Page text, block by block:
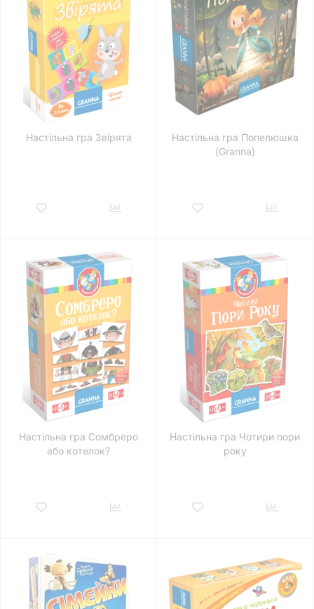
Настільна гра Звірята
Настільна гра Попелюшка
(Granna)
Настільна гра Сомбреро
або котелок?
Настільна гра Чотири пори
року